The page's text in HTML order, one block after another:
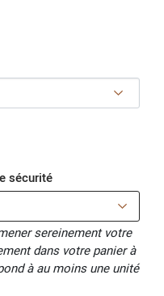
sécurité
sereinement votre
dans votre panier à
à au moins une unité